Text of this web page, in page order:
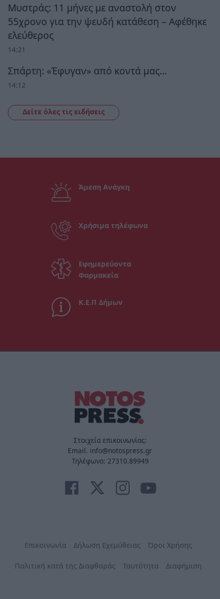
Μυστράς: 11 μήνες με αναστολή στον
55χρονο για την ψευδή κατάθεση – Αφέθηκε
ελεύθερος
14:21
Σπάρτη: «Έφυγαν» από κοντά μας…
14:12
Δείτε όλες τις ειδήσεις
Άμεση Ανάγκη
Χρήσιμα τηλέφωνα
Εφημερεύοντα
Φαρμακεία
Κ.Ε.Π Δήμων
Στοιχεία επικοινωνίας:
Email. info@notospress.gr
Τηλέφωνο: 27310.89949
Επικοινωνία Δήλωση Εχεμύθειας Όροι Χρήσης
Πολιτική κατά της Διαφθοράς Ταυτότητα Διαφήμιση